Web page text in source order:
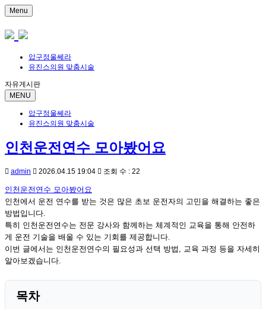
Menu
압구정울쎄라
유진스의원 맞춤시술
자유게시판
MENU
압구정울쎄라
유진스의원 맞춤시술
인천운전연수 모아봤어요
admin 2026.04.15 19:04 조회 수 : 22
인천운전연수 모아봤어요
인천에서 운전 연수를 받는 것은 많은 초보 운전자의 고민을 해결하는 좋은
방법입니다.
특히 인천운전연수는 전문 강사와 함께하는 체계적인 교육을 통해 안전하
게 운전 기술을 배울 수 있는 기회를 제공합니다.
이번 글에서는 인천운전연수의 필요성과 선택 방법, 교육 과정 등을 자세히
알아보겠습니다.
목차